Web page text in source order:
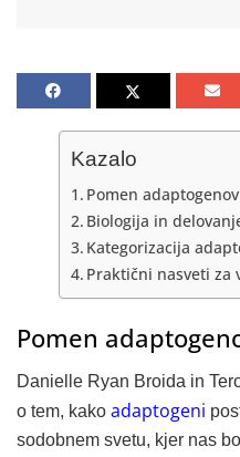
Kazalo
Pomen
Biologija in
Kategorizacija
Praktični nasveti za
Pomen
Danielle Ryan Broida in
o tem, kako adaptogeni
sodobnem svetu, kjer nas